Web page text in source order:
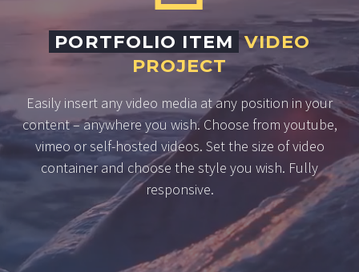
PORTFOLIO ITEMVIDEO
PROJECT
Easily insert any video media at any position in your
content – anywhere you wish. Choose from youtube,
vimeo or self-hosted videos. Set the size of video
container and choose the style you wish. Fully
responsive.